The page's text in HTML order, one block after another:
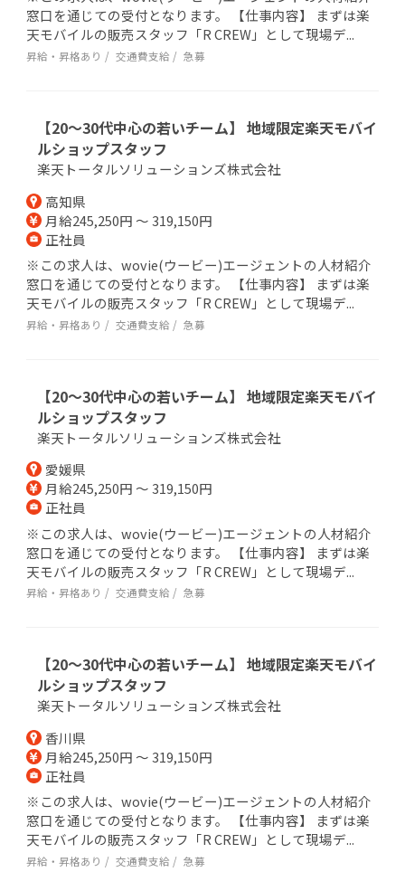
窓口を通じての受付となります。 【仕事内容】 まずは楽
天モバイルの販売スタッフ「R CREW」として現場デ...
昇給・昇格あり 交通費支給 急募
【20～30代中心の若いチーム】 地域限定楽天モバイ
ルショップスタッフ
楽天トータルソリューションズ株式会社
高知県
月給245,250円 ～ 319,150円
正社員
※この求人は、wovie(ウービー)エージェントの人材紹介
窓口を通じての受付となります。 【仕事内容】 まずは楽
天モバイルの販売スタッフ「R CREW」として現場デ...
昇給・昇格あり 交通費支給 急募
【20～30代中心の若いチーム】 地域限定楽天モバイ
ルショップスタッフ
楽天トータルソリューションズ株式会社
愛媛県
月給245,250円 ～ 319,150円
正社員
※この求人は、wovie(ウービー)エージェントの人材紹介
窓口を通じての受付となります。 【仕事内容】 まずは楽
天モバイルの販売スタッフ「R CREW」として現場デ...
昇給・昇格あり 交通費支給 急募
【20～30代中心の若いチーム】 地域限定楽天モバイ
ルショップスタッフ
楽天トータルソリューションズ株式会社
香川県
月給245,250円 ～ 319,150円
正社員
※この求人は、wovie(ウービー)エージェントの人材紹介
窓口を通じての受付となります。 【仕事内容】 まずは楽
天モバイルの販売スタッフ「R CREW」として現場デ...
昇給・昇格あり 交通費支給 急募